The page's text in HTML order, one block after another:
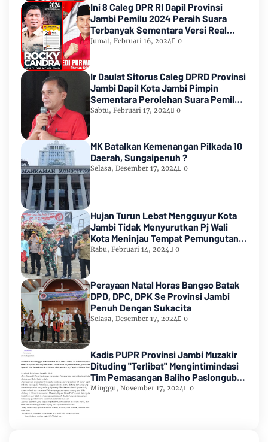
Ini 8 Caleg DPR RI Dapil Provinsi
Jambi Pemilu 2024 Peraih Suara
Terbanyak Sementara Versi Real
Count KPU RI
Jumat, Februari 16, 2024 0
Ir Daulat Sitorus Caleg DPRD Provinsi
Jambi Dapil Kota Jambi Pimpin
Sementara Perolehan Suara Pemilu
2024
Sabtu, Februari 17, 2024 0
MK Batalkan Kemenangan Pilkada 10
Daerah, Sungaipenuh ?
Selasa, Desember 17, 2024 0
Hujan Turun Lebat Mengguyur Kota
Jambi Tidak Menyurutkan Pj Wali
Kota Meninjau Tempat Pemungutan
Suara Pemilu 2024
Rabu, Februari 14, 2024 0
Perayaan Natal Horas Bangso Batak
DPD, DPC, DPK Se Provinsi Jambi
Penuh Dengan Sukacita
Selasa, Desember 17, 2024 0
Kadis PUPR Provinsi Jambi Muzakir
Dituding "Terlibat" Mengintimindasi
Tim Pemasangan Baliho Paslongub
Romi-Sudirman
Minggu, November 17, 2024 0